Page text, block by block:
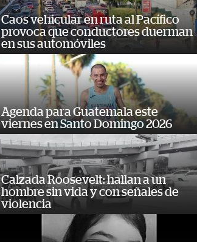
Caos vehicular en ruta al Pacífico
provoca que conductores duerman
en sus automóviles
Agenda para Guatemala este
viernes en Santo Domingo 2026
Calzada Roosevelt: hallan a un
hombre sin vida y con señales de
violencia